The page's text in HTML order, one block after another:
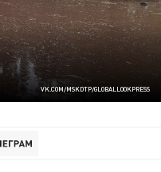
VK.COM/MSKDTP/GLOBALLOOKPRESS